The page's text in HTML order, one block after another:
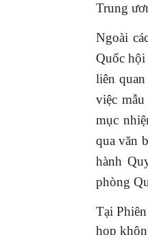
Trung
Ngoài
Quốc
liên
việc
mục
qua văn
hành
phòng
Tại
họp